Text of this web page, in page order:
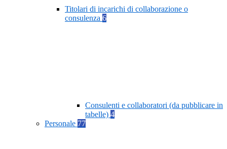
Titolari di incarichi di collaborazione o
consulenza 6
Consulenti e collaboratori (da pubblicare in
tabelle) 4
Personale 77